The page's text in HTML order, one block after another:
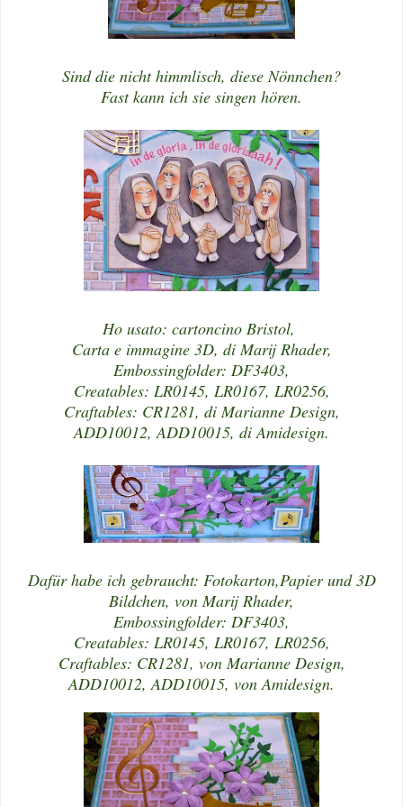
Sind die nicht himmlisch, diese Nönnchen?
Fast kann ich sie singen hören.
Ho usato: cartoncino Bristol,
Carta e immagine 3D, di Marij Rhader,
Embossingfolder: DF3403,
Creatables: LR0145, LR0167, LR0256,
Craftables: CR1281, di Marianne Design,
ADD10012, ADD10015, di Amidesign.
Dafür habe ich gebraucht: Fotokarton,Papier und 3D
Bildchen, von Marij Rhader,
Embossingfolder: DF3403,
Creatables: LR0145, LR0167, LR0256,
Craftables: CR1281, von Marianne Design,
ADD10012, ADD10015, von Amidesign.